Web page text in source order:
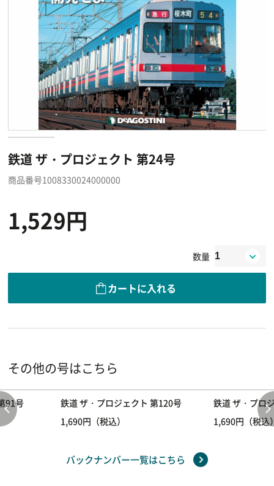
鉄道 ザ・プロジェクト 第24号
商品番号1008330024000000
1,529円
数量
カートに入れる
その他の号はこちら
91号
鉄道 ザ・プロジェクト 第120号
1,690円（税込）
鉄道 ザ・プロ
1,690円（税込
バックナンバー一覧はこちら